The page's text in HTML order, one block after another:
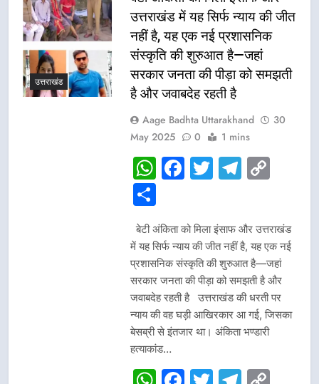
उत्तराखंड
उत्तराखंड में यह सिर्फ न्याय की जीत
नहीं है, यह एक नई प्रशासनिक
संस्कृति की शुरुआत है—जहां
सरकार जनता की पीड़ा को समझती
है और जवाबदेह रहती है
Aage Badhta Uttarakhand
30
May 2025
0 1 mins
WhatsApp
Facebook
Twitter
Share
बेटी अंकिता को मिला इंसाफ और उत्तराखंड
में यह सिर्फ न्याय की जीत नहीं है, यह एक नई
प्रशासनिक संस्कृति की शुरुआत है—जहां
सरकार जनता की पीड़ा को समझती है और
जवाबदेह रहती है उत्तराखंड की धरती पर
न्याय की वह घड़ी आखिरकार आ गई, जिसका
बेसब्री से इंतजार था। अंकिता भण्डारी
हत्याकांड…